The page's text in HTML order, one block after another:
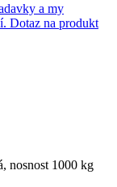
a my
Dotaz na produkt
nosnost 1000 kg